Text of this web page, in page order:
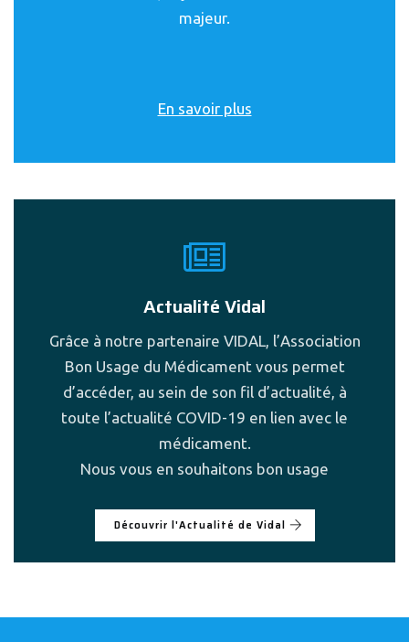
majeur.
En savoir plus
Actualité Vidal
Grâce à notre partenaire VIDAL, l’Association
Bon Usage du Médicament vous permet
d’accéder, au sein de son fil d’actualité, à
toute l’actualité COVID-19 en lien avec le
médicament.
Nous vous en souhaitons bon usage
Découvrir l'Actualité de Vidal